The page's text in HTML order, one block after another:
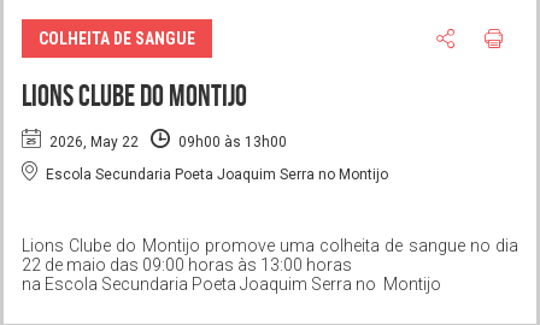
COLHEITA DE SANGUE
Lions Clube do Montijo
2026, May 22
09h00 às 13h00
Escola Secundaria Poeta Joaquim Serra no Montijo
Lions Clube do Montijo promove uma colheita de sangue no dia
22 de maio das 09:00 horas às 13:00 horas
na Escola Secundaria Poeta Joaquim Serra no Montijo